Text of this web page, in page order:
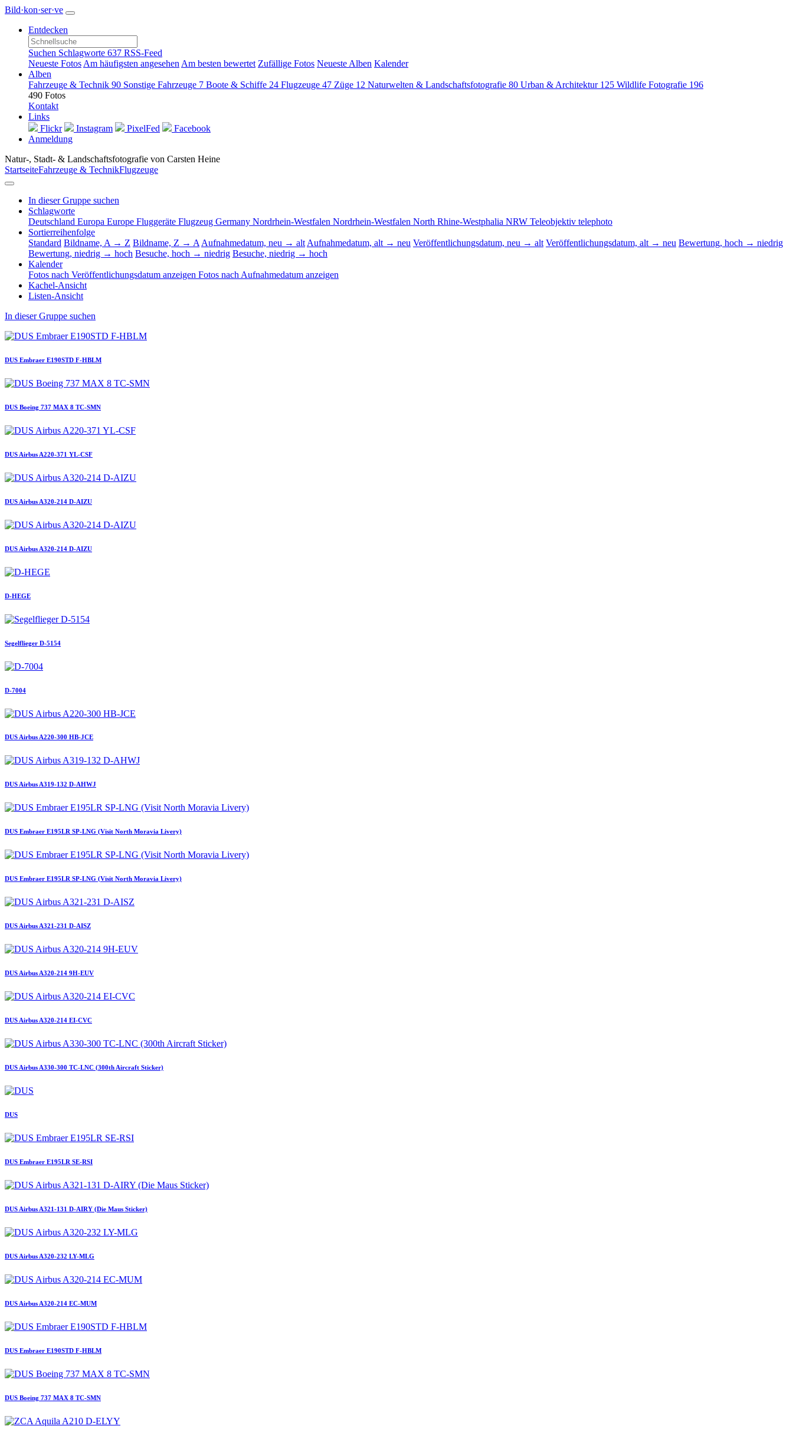
Bild·kon·ser·ve
Entdecken
Suchen Schlagworte 637 RSS-Feed
Neueste Fotos Am häufigsten angesehen Am besten bewertet Zufällige Fotos Neueste Alben Kalender
Alben
Fahrzeuge & Technik 90 Sonstige Fahrzeuge 7 Boote & Schiffe 24 Flugzeuge 47 Züge 12 Naturwelten & Landschaftsfotografie 80 Urban & Architektur 125 Wildlife Fotografie 196
490 Fotos
Kontakt
Links
Flickr
Instagram PixelFed
Facebook
Anmeldung
Natur-, Stadt- & Landschaftsfotografie von Carsten Heine
StartseiteFahrzeuge & TechnikFlugzeuge
In dieser Gruppe suchen
Schlagworte
Deutschland Europa Europe Fluggeräte Flugzeug Germany Nordrhein-Westfalen Nordrhein-Westfalen North Rhine‑Westphalia NRW Teleobjektiv telephoto
Sortierreihenfolge
Standard Bildname, A → Z Bildname, Z → A Aufnahmedatum, neu → alt Aufnahmedatum, alt → neu Veröffentlichungsdatum, neu → alt Veröffentlichungsdatum, alt → neu Bewertung, hoch → niedrig
Bewertung, niedrig → hoch Besuche, hoch → niedrig Besuche, niedrig → hoch
Kalender
Fotos nach Veröffentlichungsdatum anzeigen Fotos nach Aufnahmedatum anzeigen
Kachel-Ansicht
Listen-Ansicht
In dieser Gruppe suchen
DUS Embraer E190STD F-HBLM
DUS Boeing 737 MAX 8 TC-SMN
DUS Airbus A220-371 YL-CSF
DUS Airbus A320-214 D-AIZU
DUS Airbus A320-214 D-AIZU
D-HEGE
Segelflieger D-5154
D-7004
DUS Airbus A220-300 HB-JCE
DUS Airbus A319-132 D-AHWJ
DUS Embraer E195LR SP-LNG (Visit North Moravia Livery)
DUS Embraer E195LR SP-LNG (Visit North Moravia Livery)
DUS Airbus A321-231 D-AISZ
DUS Airbus A320-214 9H-EUV
DUS Airbus A320-214 EI-CVC
DUS Airbus A330-300 TC-LNC (300th Aircraft Sticker)
DUS
DUS Embraer E195LR SE-RSI
DUS Airbus A321-131 D-AIRY (Die Maus Sticker)
DUS Airbus A320-232 LY-MLG
DUS Airbus A320-214 EC-MUM
DUS Embraer E190STD F-HBLM
DUS Boeing 737 MAX 8 TC-SMN